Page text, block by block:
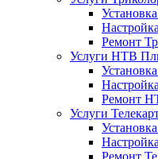
Ремонт
Услуги НТВ
Ремонт
Услуги
Ремонт